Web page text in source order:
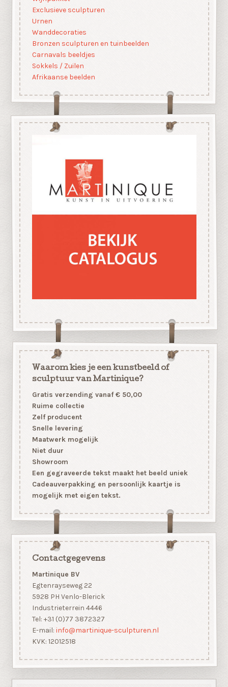
Exclusieve sculpturen
Urnen
Wanddecoraties
Bronzen sculpturen en tuinbeelden
Carnavals beeldjes
Sokkels / Zuilen
Afrikaanse beelden
Waarom kies je een kunstbeeld of
sculptuur van Martinique?
Gratis verzending vanaf € 50,00
Ruime collectie
Zelf producent
Snelle levering
Maatwerk mogelijk
Niet duur
Showroom
Een gegraveerde tekst maakt het beeld uniek
Cadeauverpakking en persoonlijk kaartje is
mogelijk met eigen tekst.
Contactgegevens
Martinique BV
Egtenrayseweg 22
5928 PH Venlo-Blerick
Industrieterrein 4446
Tel: +31 (0)77 3872327
E-mail: info@martinique-sculpturen.nl
KVK: 12012518